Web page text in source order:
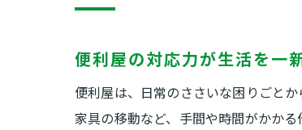
便利屋の対応力が生活を一
便利屋は、日常のささいな困りごと
家具の移動など、手間や時間がかか